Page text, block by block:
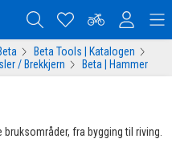
Beta Tools | Katalogen
/ Brekkjern Beta | Hammer
fra bygging til riving.